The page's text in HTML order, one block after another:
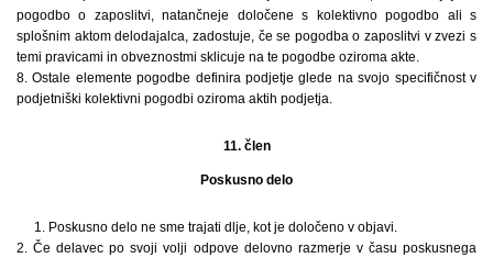
pogodbo o zaposlitvi, natančneje določene s kolektivno pogodbo ali s
splošnim aktom delodajalca, zadostuje, če se pogodba o zaposlitvi v zvezi s
temi pravicami in obveznostmi sklicuje na te pogodbe oziroma akte.
8. Ostale elemente pogodbe definira podjetje glede na svojo specifičnost v
podjetniški kolektivni pogodbi oziroma aktih podjetja.
11. člen
Poskusno delo
1. Poskusno delo ne sme trajati dlje, kot je določeno v objavi.
2. Če delavec po svoji volji odpove delovno razmerje v času poskusnega